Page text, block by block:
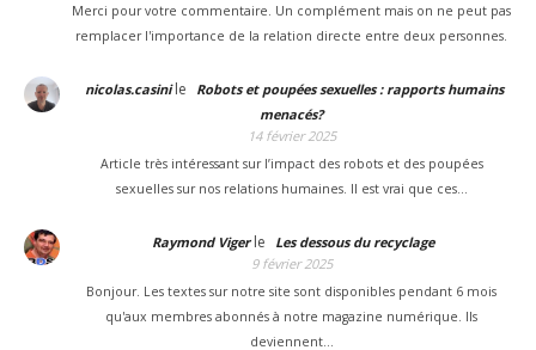
Merci pour votre commentaire. Un complément mais on ne peut pas
remplacer l'importance de la relation directe entre deux personnes.
nicolas.casinile
Robots et poupées sexuelles : rapports humains
menacés?
14 février 2025
Article très intéressant sur l’impact des robots et des poupées
sexuelles sur nos relations humaines. Il est vrai que ces…
Raymond Vigerle
Les dessous du recyclage
9 février 2025
Bonjour. Les textes sur notre site sont disponibles pendant 6 mois
qu'aux membres abonnés à notre magazine numérique. Ils
deviennent…